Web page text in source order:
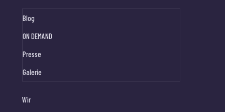
Blog
ON DEMAND
Presse
Galerie
Wir